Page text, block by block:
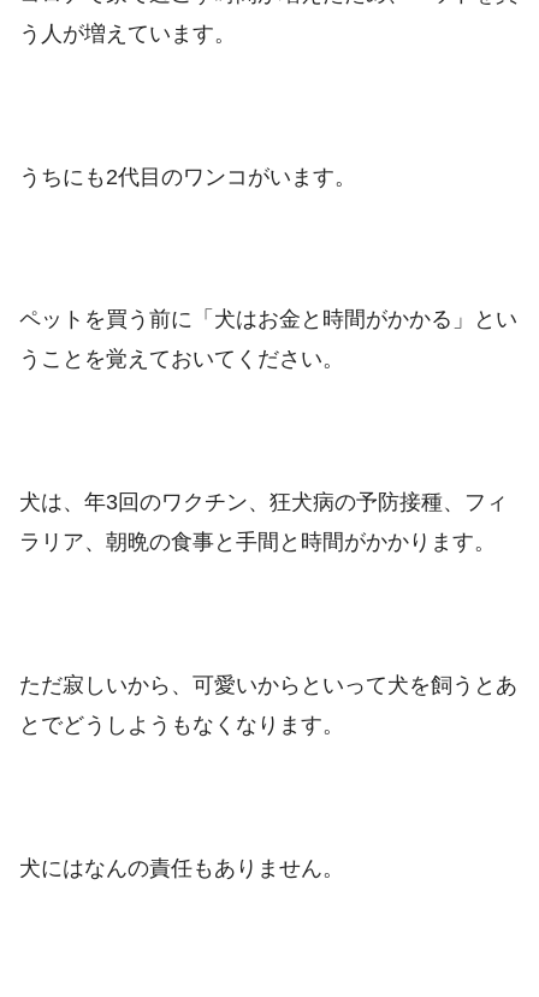
う人が増えています。
うちにも2代目のワンコがいます。
ペットを買う前に「犬はお金と時間がかかる」とい
うことを覚えておいてください。
犬は、年3回のワクチン、狂犬病の予防接種、フィ
ラリア、朝晩の食事と手間と時間がかかります。
ただ寂しいから、可愛いからといって犬を飼うとあ
とでどうしようもなくなります。
犬にはなんの責任もありません。